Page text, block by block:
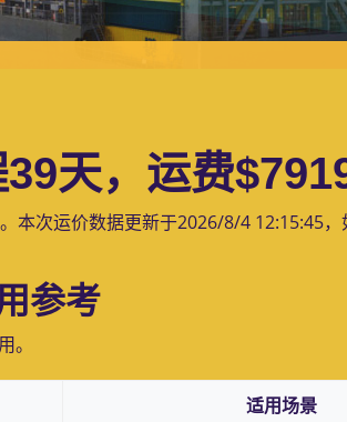
天，运费
本次运价数据更新于2026/8/4 12:15:45
参考
。
适用场景